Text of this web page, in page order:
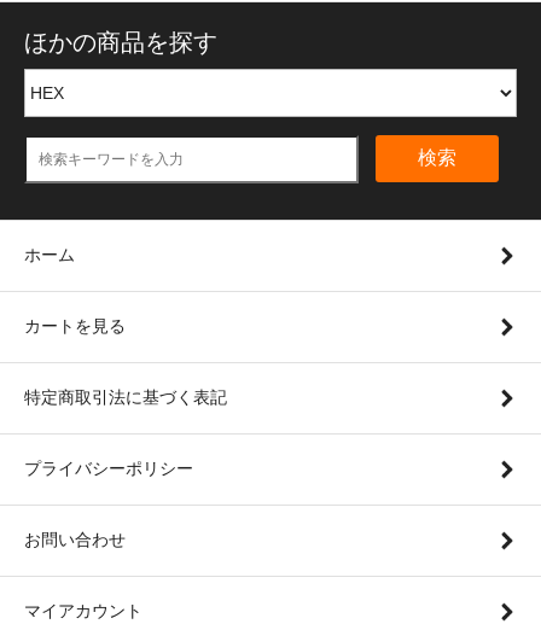
ほかの商品を探す
検索
ホーム
カートを見る
特定商取引法に基づく表記
プライバシーポリシー
お問い合わせ
マイアカウント